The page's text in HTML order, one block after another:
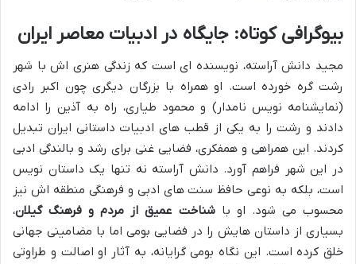
بیوگرافی کوتاه: جایگاه در ادبیات معاصر ایران
مجید دانش آراسته، نویسنده ای است که زندگی هنری اش با شهر
رشت گره خورده است. او همراه با بزرگان دیگری چون اکبر رادی
(نمایشنامه نویس نامدار) و محمود طیاری، راه به آذین را ادامه
دادند و رشت را به یکی از قطب های ادبیات داستانی ایران تبدیل
کردند. این همراهی و همفکری، فضایی غنی برای رشد و بالندگی ادبی
در این شهر فراهم آورد. دانش آراسته نه تنها یک داستان نویس
است، بلکه به نوعی حافظ سنت های ادبی و فرهنگی منطقه اش نیز
محسوب می شود. او باشناخت عمیق از مردم و فرهنگ گیلان،
بسیاری از داستان هایش را در فضایی بومی اما با مضامینی جهانی
خلق کرده است. این نگاه بومی گرایانه، به آثار او اصالت و طراوتی